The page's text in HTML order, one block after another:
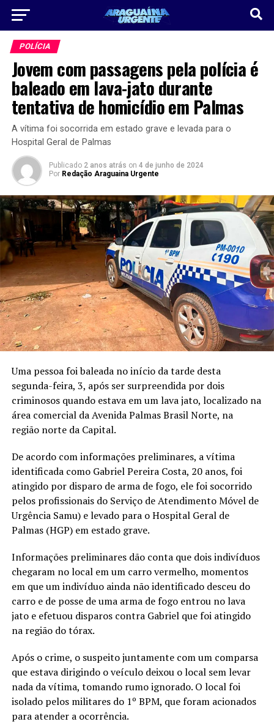
POLÍCIA
Jovem com passagens pela polícia é
baleado em lava-jato durante
tentativa de homicídio em Palmas
A vítima foi socorrida em estado grave e levada para o
Hospital Geral de Palmas
Publicado 2 anos atrás on 4 de junho de 2024
Por Redação Araguaina Urgente
Uma pessoa foi baleada no início da tarde desta
segunda-feira, 3, após ser surpreendida por dois
criminosos quando estava em um lava jato, localizado na
área comercial da Avenida Palmas Brasil Norte, na
região norte da Capital.
De acordo com informações preliminares, a vítima
identificada como Gabriel Pereira Costa, 20 anos, foi
atingido por disparo de arma de fogo, ele foi socorrido
pelos profissionais do Serviço de Atendimento Móvel de
Urgência Samu) e levado para o Hospital Geral de
Palmas (HGP) em estado grave.
Informações preliminares dão conta que dois indivíduos
chegaram no local em um carro vermelho, momentos
em que um indivíduo ainda não identificado desceu do
carro e de posse de uma arma de fogo entrou no lava
jato e efetuou disparos contra Gabriel que foi atingido
na região do tórax.
Após o crime, o suspeito juntamente com um comparsa
que estava dirigindo o veículo deixou o local sem levar
nada da vítima, tomando rumo ignorado. O local foi
isolado pelos militares do 1º BPM, que foram acionados
para atender a ocorrência.